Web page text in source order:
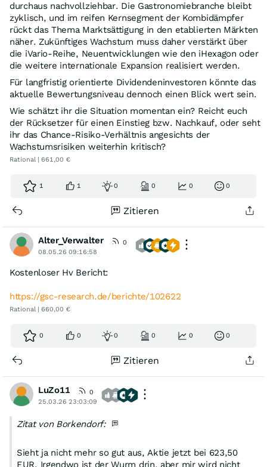
durchaus nachvollziehbar. Die Gastronomiebranche bleibt
zyklisch, und im reifen Kernsegment der Kombidämpfer
rückt das Thema Marktsättigung in den etablierten Märkten
näher. Zukünftiges Wachstum muss daher verstärkt über
die iVario-Reihe, Neuentwicklungen wie den iHexagon oder
die weitere internationale Expansion realisiert werden.
Für langfristig orientierte Dividendeninvestoren könnte das
aktuelle Bewertungsniveau dennoch einen Blick wert sein.
Wie schätzt ihr die Situation momentan ein? Reicht euch
der Rücksetzer für einen Einstieg bzw. Nachkauf, oder seht
ihr das Chance-Risiko-Verhältnis angesichts der
Wachstumsrisiken weiterhin kritisch?
Rational | 661,00 €
1 1 0 0 0 0
Zitieren
Alter_Verwalter
0
08.05.26 09:16:58
Kostenloser Hv Bericht:
https://gsc-research.de/berichte/102622
Rational | 660,00 €
0 0 0 0 0 0
Zitieren
LuZo11
0
25.03.26 23:03:09
Zitat von Borkendorf:
Sieht ja nicht mehr so gut aus, Aktie jetzt bei 623,50
EUR. Irgendwo ist der Wurm drin, aber mir wird nicht